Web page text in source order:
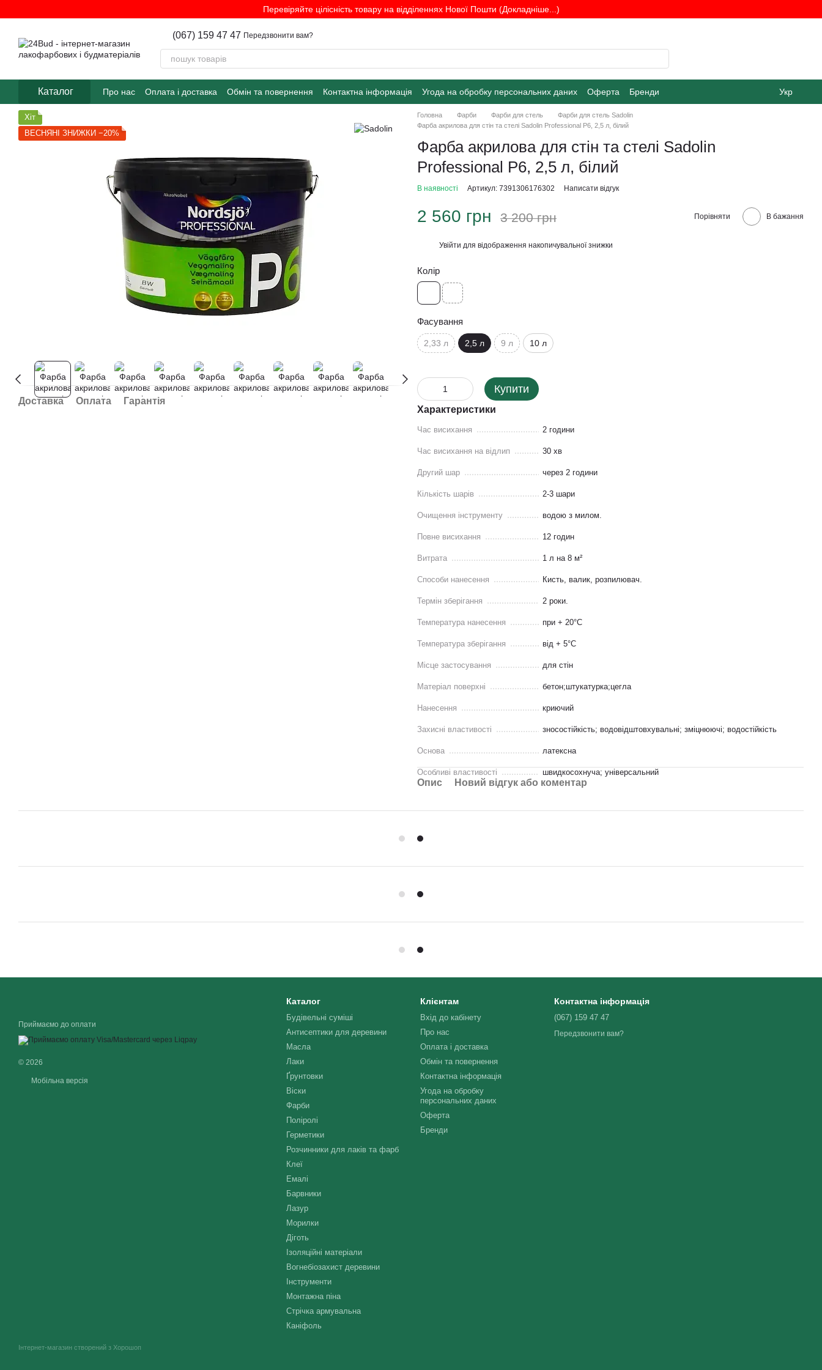
Перевіряйте цілісність товару на відділеннях Нової Пошти (Докладніше...)
(067) 159 47 47 Передзвонити вам?
Каталог Про нас Оплата і доставка Обмін та повернення Контактна інформація Угода на обробку персональних даних Оферта Бренди Укр
Хіт
ВЕСНЯНІ ЗНИЖКИ −20%
Доставка Оплата Гарантія
Головна Фарби Фарби для стель
Фарби для стель Sadolin
Фарба акрилова для стін та стелі Sadolin Professional P6, 2,5 л, білий
Фарба акрилова для стін та стелі Sadolin
Professional P6, 2,5 л, білий
В наявності Артикул: 7391306176302 Написати відгук
2 560 грн 3 200 грн Порівняти В бажання
Увійти для відображення накопичувальної знижки
Колір
Фасування
2,33 л 2,5 л 9 л 10 л
Купити
Характеристики
Час висихання 2 години
Час висихання на відлип 30 хв
Другий шар через 2 години
Кількість шарів 2-3 шари
Очищення інструменту водою з милом.
Повне висихання 12 годин
Витрата 1 л на 8 м²
Способи нанесення Кисть, валик, розпилювач.
Термін зберігання 2 роки.
Температура нанесення при + 20°С
Температура зберігання від + 5°С
Місце застосування для стін
Матеріал поверхні бетон;штукатурка;цегла
Нанесення криючий
Захисні властивості зносостійкість; водовідштовхувальні; зміцнюючі; водостійкість
Основа латексна
Особливі властивості швидкосохнуча; універсальний
Опис Новий відгук або коментар
Приймаємо до оплати
© 2026
Мобільна версія
Інтернет-магазин створений з Хорошоп
Каталог
Будівельні суміші
Антисептики для деревини
Масла
Лаки
Ґрунтовки
Віски
Фарби
Поліролі
Герметики
Розчинники для лаків та фарб
Клеї
Емалі
Барвники
Лазур
Морилки
Діготь
Ізоляційні матеріали
Вогнебіозахист деревини
Інструменти
Монтажна піна
Стрічка армувальна
Каніфоль
Клієнтам
Вхід до кабінету
Про нас
Оплата і доставка
Обмін та повернення
Контактна інформація
Угода на обробку
персональних даних
Оферта
Бренди
Контактна інформація
(067) 159 47 47
Передзвонити вам?